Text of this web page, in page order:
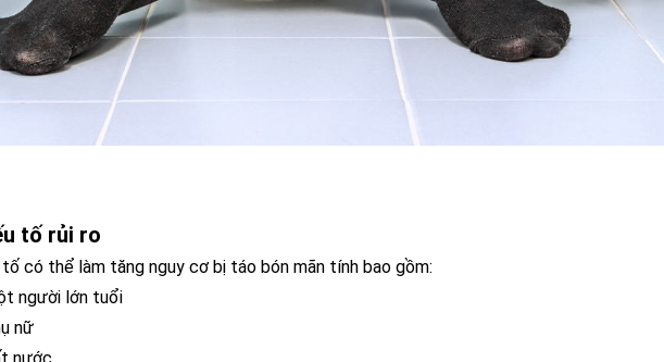
tố rủi ro
có thể làm tăng nguy cơ bị táo bón mãn tính bao gồm:
người lớn tuổi
nữ